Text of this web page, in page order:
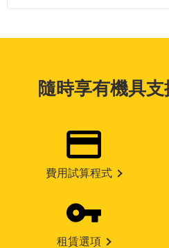
隨時享有機具
費用試算程式
租賃選項